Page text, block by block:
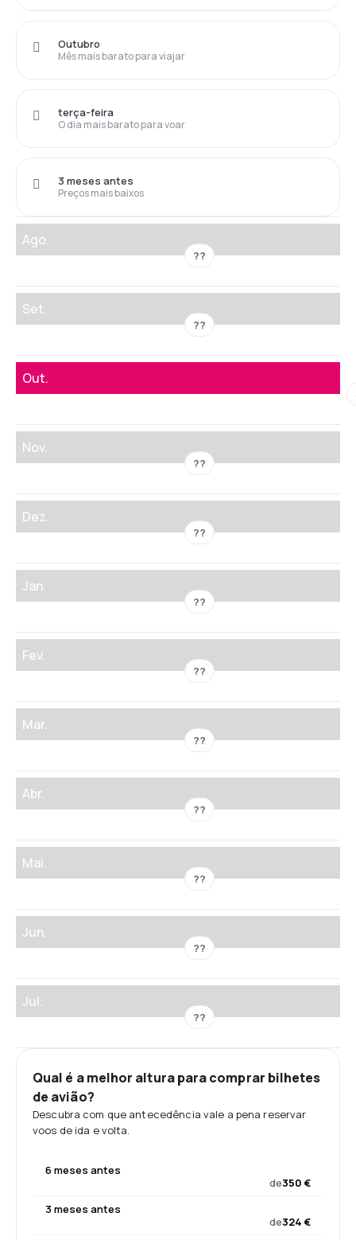
Mês mais barato para viajar
Outubro
O dia mais barato para voar
terça-feira
Preços mais baixos
3 meses antes
Ago.
??
Set.
??
Out.
Nov.
??
Dez.
??
Jan.
??
Fev.
??
Mar.
??
Abr.
??
Mai.
??
Jun.
??
Jul.
??
Qual é a melhor altura para comprar bilhetes
de avião?
Descubra com que antecedência vale a pena reservar
voos de ida e volta.
6 meses antes
de350 €
3 meses antes
de324 €